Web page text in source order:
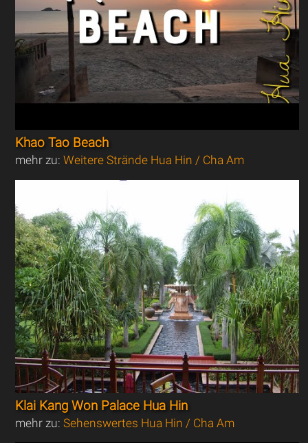
Khao Tao Beach
mehr zu:Weitere Strände Hua Hin / Cha Am
Klai Kang Won Palace Hua Hin
mehr zu:Sehenswertes Hua Hin / Cha Am